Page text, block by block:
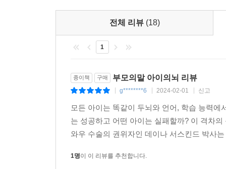
단어를 사용해 이야기하고, 이야기에 아이를 참
있다. 기존의 언어 습관을 바꿀 필요도 없고, 바
활동이 이야깃거리가 된다. “3가지 T”를 사용
T”로 대화를 나눌 수 있다. 나아가 “3가지 T”
경험하게 된다.
전체 리뷰 (18)
1
종이책 구매 부모의말 아이의뇌 리뷰
g********6 2024-02-01 신고
모든 아이는 똑같이 두뇌와 언어, 학습 능력
는 성공하고 어떤 아이는 실패할까? 이 격차
와우 수술의 권위자인 데이나 서스킨드 박사
1명이 이 리뷰를 추천합니다.